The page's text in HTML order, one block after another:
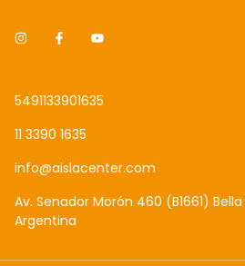
5491133901635
11 3390 1635
info@aislacenter.com
Av. Senador Morón 460 (B1661)
Argentina